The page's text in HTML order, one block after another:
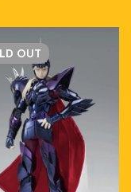
OUT